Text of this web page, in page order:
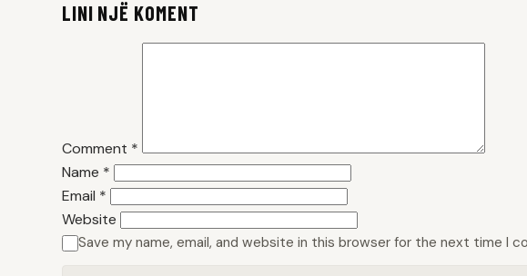
LINI NJË KOMENT
Comment *
Name *
Email *
Website
Save my name, email, and website in this browser for the next time I